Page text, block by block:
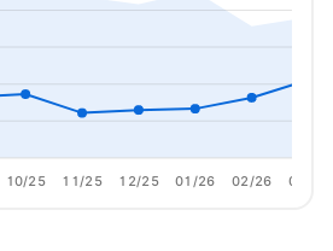
10/25 11/25 12/25 01/26 02/26 03/26